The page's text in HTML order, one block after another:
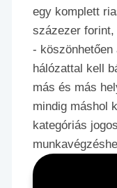
egy komplett
százezer
- köszönhetően
hálózattal kell
más és más
mindig máshol
kategóriás